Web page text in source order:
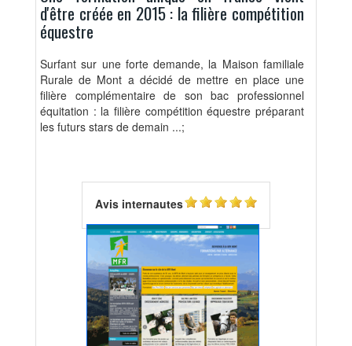
d'être créée en 2015 : la filière compétition
équestre
Surfant sur une forte demande, la Maison familiale
Rurale de Mont a décidé de mettre en place une
filière complémentaire de son bac professionnel
équitation : la filière compétition équestre préparant
les futurs stars de demain ...;
Avis internautes